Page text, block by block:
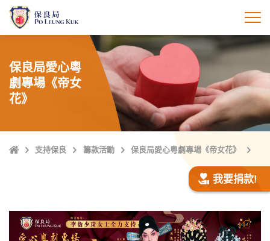
打
保良局愛心粵
劇專場《帝女
花》
主
支持保良 籌款活動 保良局愛心粵劇專場《帝女花》
我要捐款!